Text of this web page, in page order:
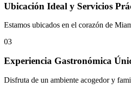
Ubicación Ideal y Servicios
Estamos ubicados en el corazón de
03
Experiencia Gastronómica
Disfruta de un ambiente acogedor y